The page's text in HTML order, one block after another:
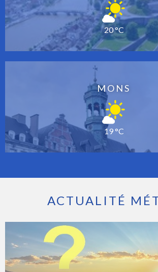
20 °C
MONS
19 °C
ACTUALITÉ